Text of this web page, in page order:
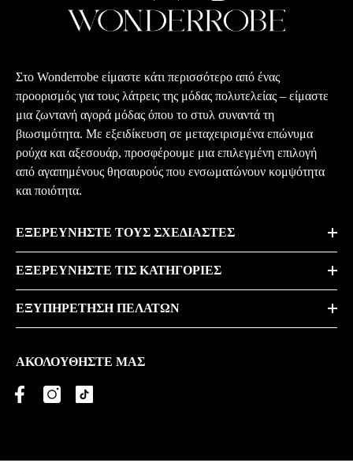
Στο Wonderrobe είμαστε κάτι περισσότερο από ένας
προορισμός για τους λάτρεις της μόδας πολυτελείας – είμαστε
μια ζωντανή αγορά μόδας όπου το στυλ συναντά τη
βιωσιμότητα. Με εξειδίκευση σε μεταχειρισμένα επώνυμα
ρούχα και αξεσουάρ, προσφέρουμε μια επιλεγμένη επιλογή
από αγαπημένους θησαυρούς που ενσωματώνουν κομψότητα
και ποιότητα.
ΕΞΕΡΕΥΝΉΣΤΕ ΤΟΥΣ ΣΧΕΔΙΑΣΤΈΣ
ΕΞΕΡΕΥΝΉΣΤΕ ΤΙΣ ΚΑΤΗΓΟΡΊΕΣ
ΕΞΥΠΗΡΈΤΗΣΗ ΠΕΛΑΤΏΝ
ΑΚΟΛΟΥΘΉΣΤΕ ΜΑΣ